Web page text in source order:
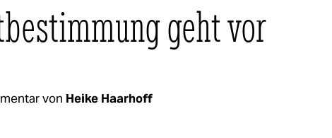
geht vor
von Heike Haarhoff